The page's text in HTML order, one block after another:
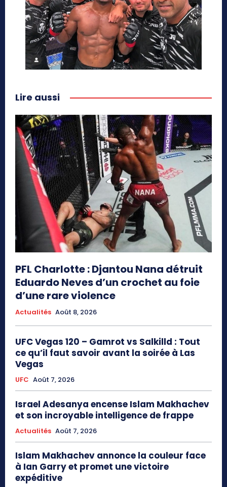
Lire aussi
PFL Charlotte : Djantou Nana détruit
Eduardo Neves d’un crochet au foie
d’une rare violence
Actualités Août 8, 2026
UFC Vegas 120 – Gamrot vs Salkilld : Tout
ce qu’il faut savoir avant la soirée à Las
Vegas
UFC Août 7, 2026
Israel Adesanya encense Islam Makhachev
et son incroyable intelligence de frappe
Actualités Août 7, 2026
Islam Makhachev annonce la couleur face
à Ian Garry et promet une victoire
expéditive